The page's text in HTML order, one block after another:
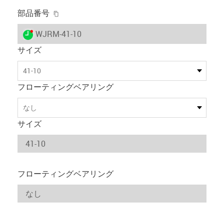
部品番号
igus-icon-lieferzeit-dot
WJRM-41-10
サイズ
41-10
フローティングベアリング
なし
サイズ
フローティングベアリング